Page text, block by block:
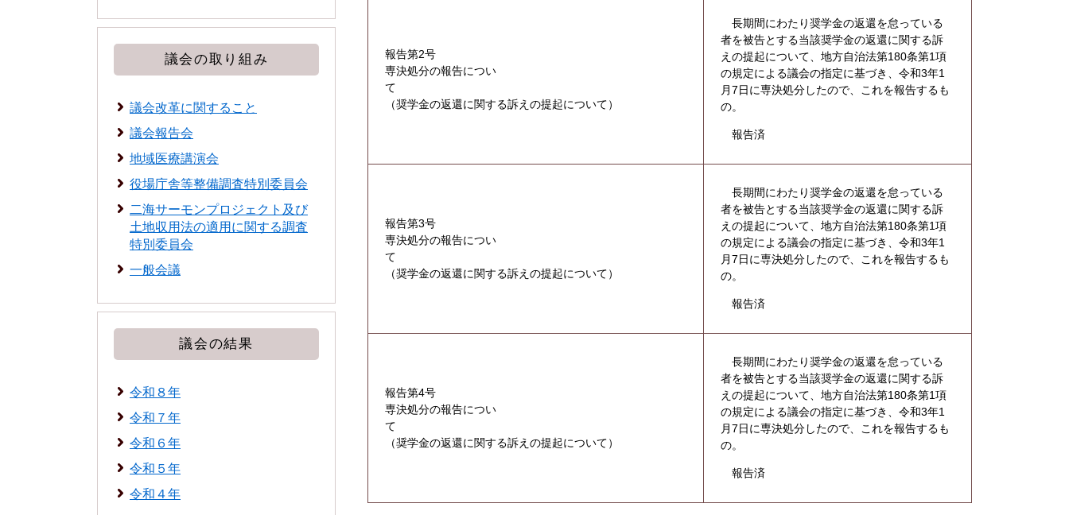
報告第2号
専決処分の報告につい
て
（奨学金の返還に関する訴えの提起について）
長期間にわたり奨学金の返還を怠っている
者を被告とする当該奨学金の返還に関する訴
えの提起について、地方自治法第180条第1項
の規定による議会の指定に基づき、令和3年1
月7日に専決処分したので、これを報告するも
の。
報告済
報告第3号
専決処分の報告につい
て
（奨学金の返還に関する訴えの提起について）
長期間にわたり奨学金の返還を怠っている
者を被告とする当該奨学金の返還に関する訴
えの提起について、地方自治法第180条第1項
の規定による議会の指定に基づき、令和3年1
月7日に専決処分したので、これを報告するも
の。
報告済
報告第4号
専決処分の報告につい
て
（奨学金の返還に関する訴えの提起について）
長期間にわたり奨学金の返還を怠っている
者を被告とする当該奨学金の返還に関する訴
えの提起について、地方自治法第180条第1項
の規定による議会の指定に基づき、令和3年1
月7日に専決処分したので、これを報告するも
の。
報告済
議会の取り組み
議会改革に関すること
議会報告会
地域医療講演会
役場庁舎等整備調査特別委員会
二海サーモンプロジェクト及び
土地収用法の適用に関する調査
特別委員会
一般会議
議会の結果
令和８年
令和７年
令和６年
令和５年
令和４年